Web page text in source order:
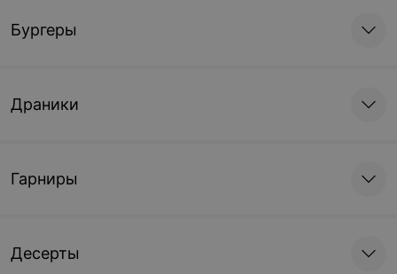
Бургеры
Драники
Гарниры
Десерты